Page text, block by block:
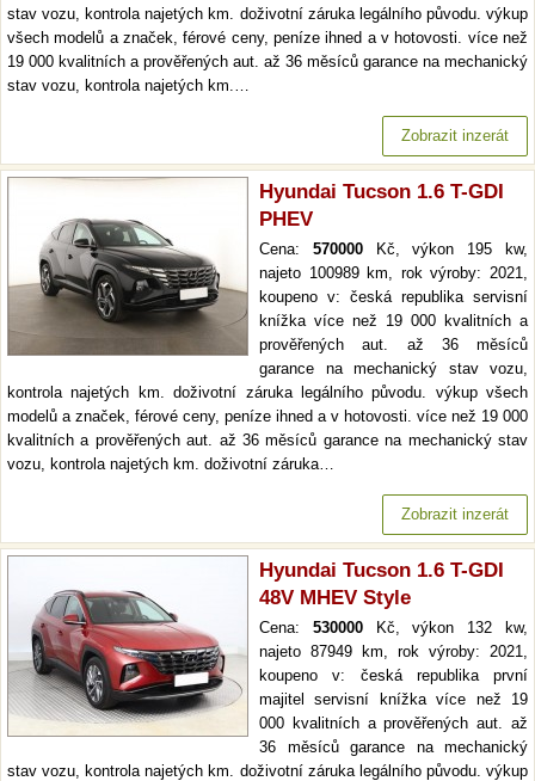
stav vozu, kontrola najetých km. doživotní záruka legálního původu. výkup
všech modelů a značek, férové ceny, peníze ihned a v hotovosti. více než
19 000 kvalitních a prověřených aut. až 36 měsíců garance na mechanický
stav vozu, kontrola najetých km.…
Zobrazit inzerát
Hyundai Tucson 1.6 T-GDI
PHEV
Cena: 570000Kč, výkon 195 kw,
najeto 100989 km, rok výroby: 2021,
koupeno v: česká republika servisní
knížka více než 19 000 kvalitních a
prověřených aut. až 36 měsíců
garance na mechanický stav vozu,
kontrola najetých km. doživotní záruka legálního původu. výkup všech
modelů a značek, férové ceny, peníze ihned a v hotovosti. více než 19 000
kvalitních a prověřených aut. až 36 měsíců garance na mechanický stav
vozu, kontrola najetých km. doživotní záruka…
Zobrazit inzerát
Hyundai Tucson 1.6 T-GDI
48V MHEV Style
Cena: 530000Kč, výkon 132 kw,
najeto 87949 km, rok výroby: 2021,
koupeno v: česká republika první
majitel servisní knížka více než 19
000 kvalitních a prověřených aut. až
36 měsíců garance na mechanický
stav vozu, kontrola najetých km. doživotní záruka legálního původu. výkup